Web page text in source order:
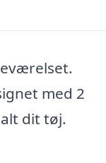
med 2
dit tøj.